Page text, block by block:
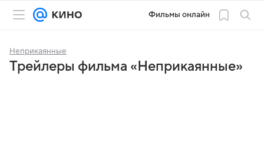
Фильмы онлайн
Неприкаянные
Трейлеры фильма «Неприкаянные»